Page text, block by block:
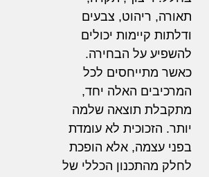
תאורה, ריהוט, צבעים
ודלתות קיימות יכולים
להשפיע על הבחירה.
כאשר מתייחסים לכל
המרכיבים האלה יחד,
מתקבלת תוצאה שלמה
יותר. הזכוכית לא עומדת
בפני עצמה, אלא הופכת
לחלק מהתכנון הכללי של